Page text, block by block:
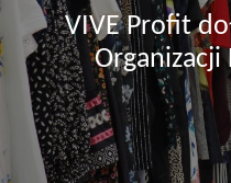
VIVE Profit
Organizacji